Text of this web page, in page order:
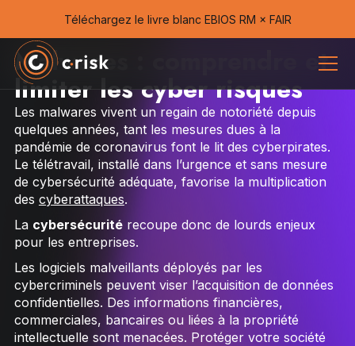
Téléchargez le livre blanc EBIOS RM × FAIR
Malwares : comprendre et
limiter les cyber risques
Les malwares vivent un regain de notoriété depuis
quelques années, tant les mesures dues à la
pandémie de coronavirus font le lit des cyberpirates.
Le télétravail, installé dans l’urgence et sans mesure
de cybersécurité adéquate, favorise la multiplication
des cyberattaques.
La cybersécuritérecoupe donc de lourds enjeux
pour les entreprises.
Les logiciels malveillants déployés par les
cybercriminels peuvent viser l’acquisition de données
confidentielles. Des informations financières,
commerciales, bancaires ou liées à la propriété
intellectuelle sont menacées. Protéger votre société